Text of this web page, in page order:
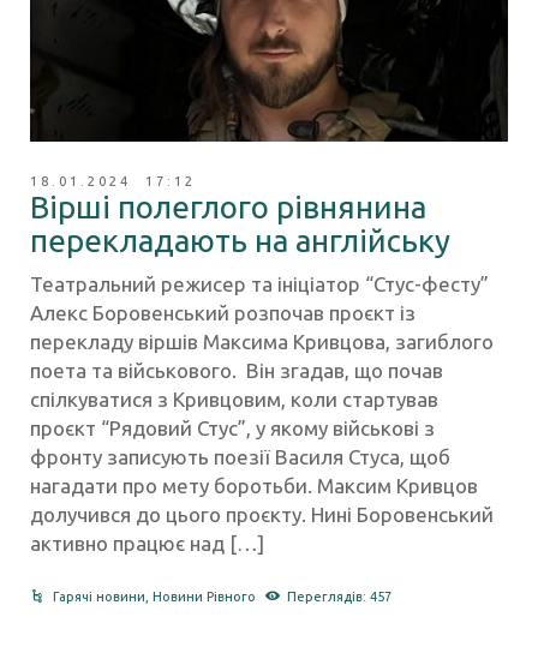
18.01.2024 17:12
Вірші полеглого рівнянина
перекладають на англійську
Театральний режисер та ініціатор “Стус-фесту”
Алекс Боровенський розпочав проєкт із
перекладу віршів Максима Кривцова, загиблого
поета та військового. Він згадав, що почав
спілкуватися з Кривцовим, коли стартував
проєкт “Рядовий Стус”, у якому військові з
фронту записують поезії Василя Стуса, щоб
нагадати про мету боротьби. Максим Кривцов
долучився до цього проєкту. Нині Боровенський
активно працює над […]
Гарячі новини Новини Рівного Переглядів: 457